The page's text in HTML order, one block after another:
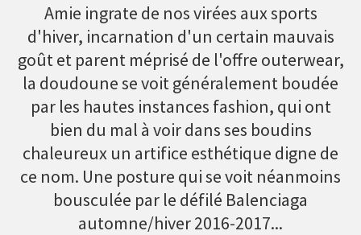
Amie ingrate de nos virées aux sports
d'hiver, incarnation d'un certain mauvais
goût et parent méprisé de l'offre outerwear,
la doudoune se voit généralement boudée
par les hautes instances fashion, qui ont
bien du mal à voir dans ses boudins
chaleureux un artifice esthétique digne de
ce nom. Une posture qui se voit néanmoins
bousculée par le défilé Balenciaga
automne/hiver 2016-2017...